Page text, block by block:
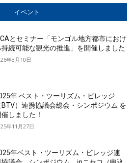
イベント
とセミナー「モンゴル地方都市におけ
持続可能な観光の推進」を開催しました
年3月10日
年 ベスト・ツーリズム・ビレッジ
BTV）連携協議会総会・シンポジウム を
しました！
年11月27日
年ベスト・ツーリズム・ビレッジ連